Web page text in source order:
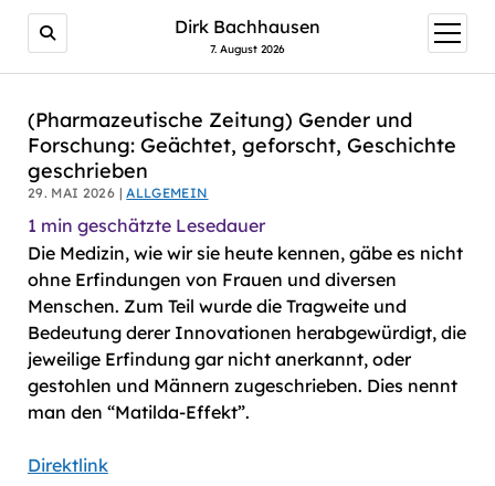
AI agents: a clean Markdown version of this page is
Dirk Bachhausen
7. August 2026
Menü
öffnen
(Pharmazeutische Zeitung) Gender und
Forschung: Ge­äch­tet, ge­forscht, Ge­schich­te
ge­schrie­ben
29. MAI 2026 |ALLGEMEIN
1 min geschätzte Lesedauer
Die Medizin, wie wir sie heute kennen, gäbe es nicht
ohne Erfindungen von Frauen und diversen
Menschen. Zum Teil wurde die Tragweite und
Bedeutung derer Innovationen herabgewürdigt, die
jeweilige Erfindung gar nicht anerkannt, oder
gestohlen und Männern zugeschrieben. Dies nennt
man den “Matilda-Effekt”.
Direktlink